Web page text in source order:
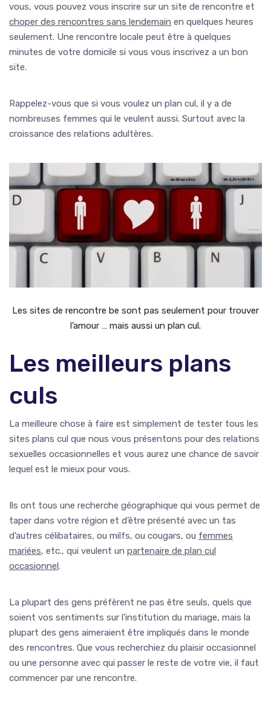
vous, vous pouvez vous inscrire sur un site de rencontre et
choper des rencontres sans lendemain en quelques heures
seulement. Une rencontre locale peut être à quelques
minutes de votre domicile si vous vous inscrivez a un bon
site.
Rappelez-vous que si vous voulez un plan cul, il y a de
nombreuses femmes qui le veulent aussi. Surtout avec la
croissance des relations adultères.
Les sites de rencontre be sont pas seulement pour trouver
l’amour … mais aussi un plan cul.
Les meilleurs plans
culs
La meilleure chose à faire est simplement de tester tous les
sites plans cul que nous vous présentons pour des relations
sexuelles occasionnelles et vous aurez une chance de savoir
lequel est le mieux pour vous.
Ils ont tous une recherche géographique qui vous permet de
taper dans votre région et d’être présenté avec un tas
d’autres célibataires, ou milfs, ou cougars, ou femmes
mariées, etc., qui veulent un partenaire de plan cul
occasionnel.
La plupart des gens préfèrent ne pas être seuls, quels que
soient vos sentiments sur l’institution du mariage, mais la
plupart des gens aimeraient être impliqués dans le monde
des rencontres. Que vous recherchiez du plaisir occasionnel
ou une personne avec qui passer le reste de votre vie, il faut
commencer par une rencontre.